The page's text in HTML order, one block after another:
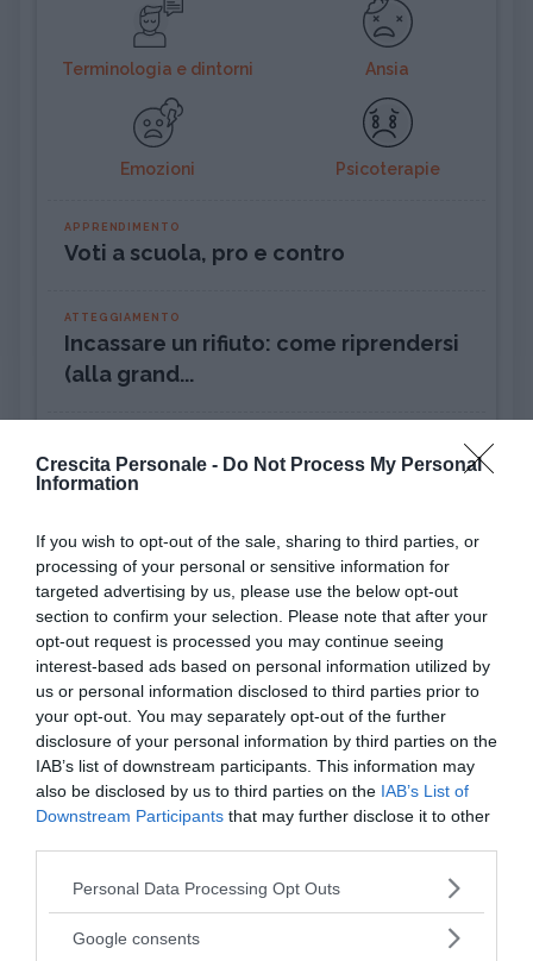
Crescita Personale - Do Not Process My Personal
Information
If you wish to opt-out of the sale, sharing to third parties, or
processing of your personal or sensitive information for
targeted advertising by us, please use the below opt-out
section to confirm your selection. Please note that after your
opt-out request is processed you may continue seeing
interest-based ads based on personal information utilized by
us or personal information disclosed to third parties prior to
your opt-out. You may separately opt-out of the further
disclosure of your personal information by third parties on the
IAB’s list of downstream participants. This information may
also be disclosed by us to third parties on the IAB’s List of
Downstream Participants that may further disclose it to other
Please note that this website/app uses one or more Google
not limited to your visit or usage behaviour. You may click to
Personal Data Processing Opt Outs
Google consents
Terminologia e dintorni Ansia
Emozioni Psicoterapie
APPRENDIMENTO
Voti a scuola, pro e contro
ATTEGGIAMENTO
Incassare un rifiuto: come riprendersi
(alla grand...
Pensiero magico: cos'è e perché può
rivelarsi util...
DISAGIO PSICOLOGICO
Ciclotimia, cos'è e come si cura
AMORE
Liberarsi dall'ossessione per una
persona